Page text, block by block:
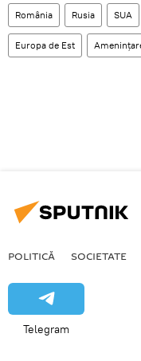
România Rusia SUA
Europa de Est
POLITICĂ SOCIETATE
Telegram